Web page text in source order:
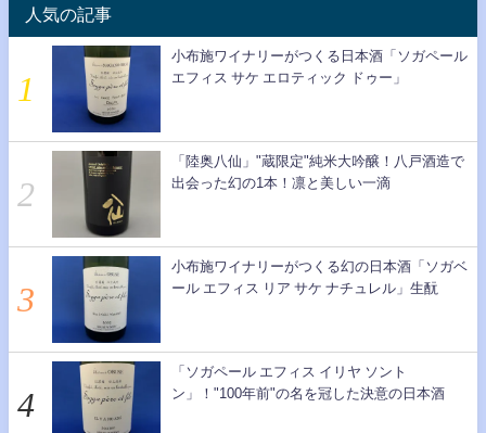
人気の記事
小布施ワイナリーがつくる日本酒「ソガペール
エフィス サケ エロティック ドゥー」
「陸奥八仙」"蔵限定"純米大吟醸！八戸酒造で
出会った幻の1本！凛と美しい一滴
小布施ワイナリーがつくる幻の日本酒「ソガベ
ール エフィス リア サケ ナチュレル」生酛
「ソガペール エフィス イリヤ ソント
ン」！"100年前"の名を冠した決意の日本酒